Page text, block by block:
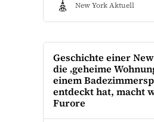
New York Aktuell
Geschichte einer
die ‚geheime
einem
entdeckt hat, macht
Furore